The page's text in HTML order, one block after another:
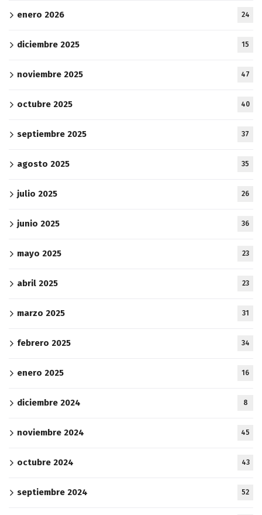
enero 2026 24
diciembre 2025 15
noviembre 2025 47
octubre 2025 40
septiembre 2025 37
agosto 2025 35
julio 2025 26
junio 2025 36
mayo 2025 23
abril 2025 23
marzo 2025 31
febrero 2025 34
enero 2025 16
diciembre 2024 8
noviembre 2024 45
octubre 2024 43
septiembre 2024 52